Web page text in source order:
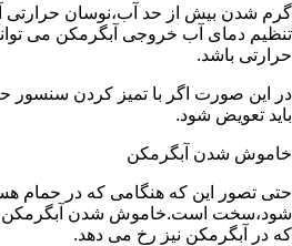
گرم شدن بیش از حد آب،نوسان حرارتی
تنظیم دمای آب خروجی آبگرمکن می
حرارتی باشد.
در این صورت اگر با تمیز کردن سنسور
باید تعویض شود.
خاموش شدن آبگرمکن
حتی تصور این که هنگامی که در حمام
شود،سخت است.خاموش شدن آبگرمکن
که در آبگرمکن نیز رخ می دهد.